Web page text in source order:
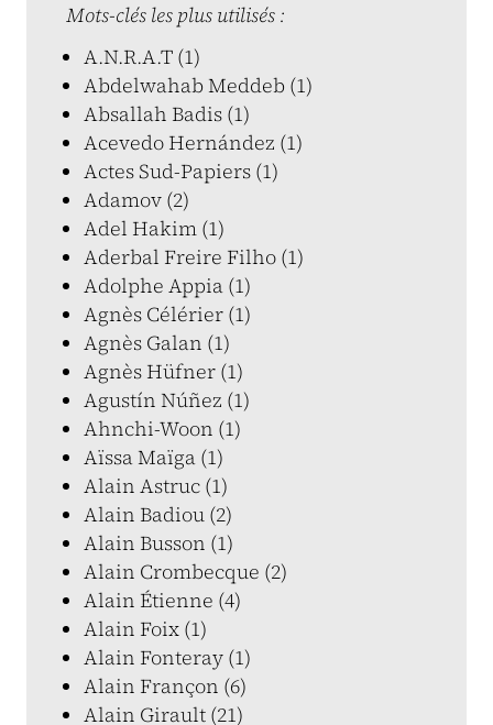
Mots-clés les plus utilisés :
A.N.R.A.T (1)
Abdelwahab Meddeb (1)
Absallah Badis (1)
Acevedo Hernández (1)
Actes Sud-Papiers (1)
Adamov (2)
Adel Hakim (1)
Aderbal Freire Filho (1)
Adolphe Appia (1)
Agnès Célérier (1)
Agnès Galan (1)
Agnès Hüfner (1)
Agustín Núñez (1)
Ahnchi-Woon (1)
Aïssa Maïga (1)
Alain Astruc (1)
Alain Badiou (2)
Alain Busson (1)
Alain Crombecque (2)
Alain Étienne (4)
Alain Foix (1)
Alain Fonteray (1)
Alain Françon (6)
Alain Girault (21)